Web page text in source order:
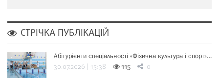
СТРІЧКА ПУБЛІКАЦІЙ
Абітурієнти спеціальності «Фізична культура і спорт»…
30.07.2026 | 15:38 115 0